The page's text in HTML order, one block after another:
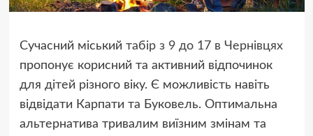
Сучасний міський табір з 9 до 17 в Чернівцях
пропонує корисний та активний відпочинок
для дітей різного віку. Є можливість навіть
відвідати Карпати та Буковель. Оптимальна
альтернатива тривалим виїзним змінам та